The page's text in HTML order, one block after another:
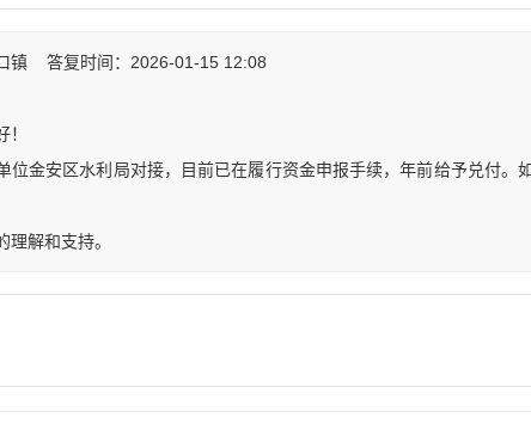
镇 答复时间：2026-01-15 12:08
位金安区水利局对接，目前已在履行资金申报手续，年前给予兑付。
解和支持。